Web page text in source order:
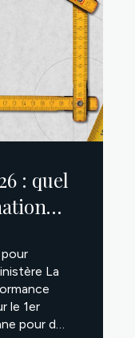
: quel
Da...
La
le 1er
pour de